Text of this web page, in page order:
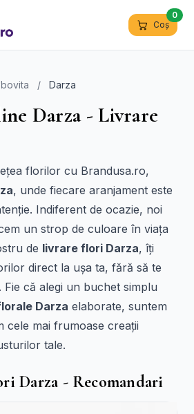
Coș
0
/ Darza
Darza - Livrare
florilor cu Brandusa.ro,
, unde fiecare aranjament este
Indiferent de ocazie, noi
un strop de culoare în viața
de livrare flori Darza, îți
direct la ușa ta, fără să te
Fie că alegi un buchet simplu
Darza elaborate, suntem
cele mai frumoase creații
tale.
Darza - Recomandari